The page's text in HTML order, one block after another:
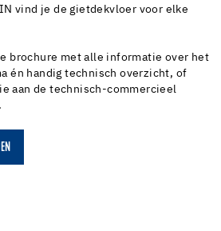
vind je de gietdekvloer voor elke
brochure met alle informatie over het
én handig technisch overzicht, of
aan de technisch-commercieel